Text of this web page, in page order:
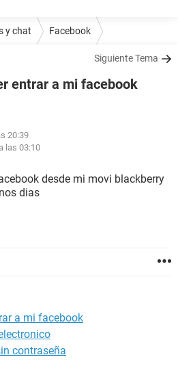
y chat Facebook
Siguiente Tema
entrar a mi facebook
20:39
las 03:10
desde mi movi blackberry
dias
a mi facebook
contraseña